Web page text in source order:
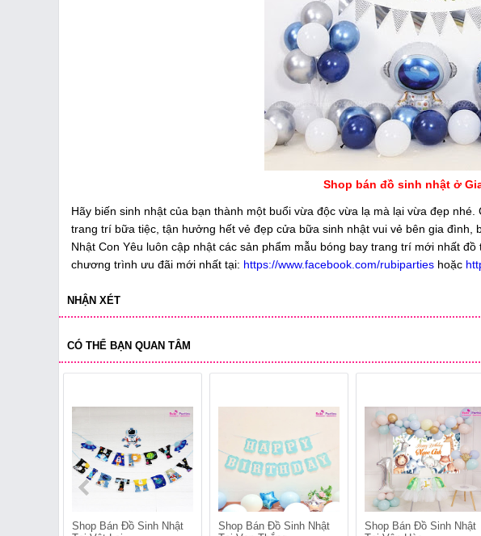
Shop bán đồ sinh nhật ở
Hãy biến sinh nhật của bạn thành một buổi vừa độc vừa lạ mà lại vừa đẹp nhé.
trang trí bữa tiệc, tận hưởng hết vẻ đẹp cửa bữa sinh nhật vui vẻ bên gia đình,
Nhật Con Yêu luôn cập nhật các sản phẩm mẫu bóng bay trang trí mới nhất
chương trình ưu đãi mới nhất tại: https://www.facebook.com/rubiparties hoặc
NHẬN XÉT
CÓ THỂ BẠN QUAN TÂM
Shop Bán Đồ Sinh Nhật
Shop Bán Đồ Sinh Nhật
Shop Bán Đồ Sinh Nhật